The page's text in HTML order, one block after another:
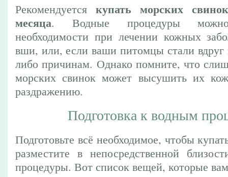
Рекомендуетсякупать морских
месяца. Водные процедуры
необходимости при лечении кожных
вши, или, если ваши питомцы стали
либо причинам. Однако помните, что
морских свинок может высушить их
раздражению.
Подготовка к водным
Подготовьте всё необходимое, чтобы
разместите в непосредственной
процедуры. Вот список вещей, которые